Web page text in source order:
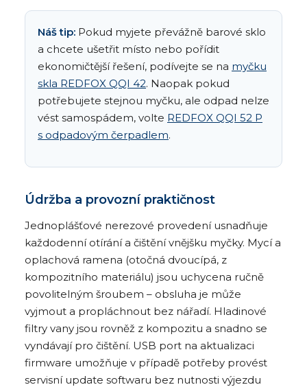
Náš tip: Pokud myjete převážně barové sklo
a chcete ušetřit místo nebo pořídit
ekonomičtější řešení, podívejte se na myčku
skla REDFOX QQI 42. Naopak pokud
potřebujete stejnou myčku, ale odpad nelze
vést samospádem, volte REDFOX QQI 52 P
s odpadovým čerpadlem.
Údržba a provozní praktičnost
Jednoplášťové nerezové provedení usnadňuje
každodenní otírání a čištění vnějšku myčky. Mycí a
oplachová ramena (otočná dvoucípá, z
kompozitního materiálu) jsou uchycena ručně
povolitelným šroubem – obsluha je může
vyjmout a propláchnout bez nářadí. Hladinové
filtry vany jsou rovněž z kompozitu a snadno se
vyndávají pro čištění. USB port na aktualizaci
firmware umožňuje v případě potřeby provést
servisní update softwaru bez nutnosti výjezdu